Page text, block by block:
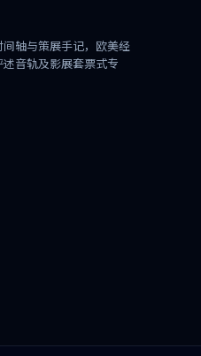
轴与策展手记，欧美经
音轨及影展套票式专